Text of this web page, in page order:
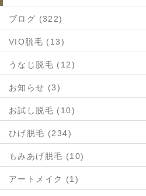
ブログ (322)
VIO脱毛 (13)
うなじ脱毛 (12)
お知らせ (3)
お試し脱毛 (10)
ひげ脱毛 (234)
もみあげ脱毛 (10)
アートメイク (1)